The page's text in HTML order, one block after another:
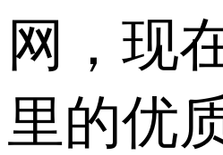
网，现
里的优